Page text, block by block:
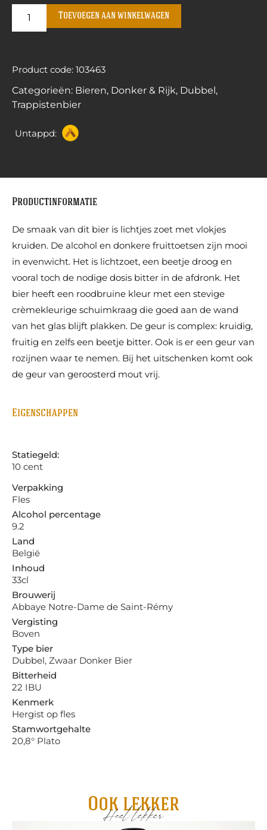
Toevoegen aan winkelwagen
Product code: 103463
Categorieën: Bieren, Donker & Rijk, Dubbel ,
Trappistenbier
Untappd:
Productinformatie
De smaak van dit bier is lichtjes zoet met vlokjes
kruiden. De alcohol en donkere fruittoetsen zijn mooi
in evenwicht. Het is lichtzoet, een beetje droog en
vooral toch de nodige dosis bitter in de afdronk. Het
bier heeft een roodbruine kleur met een stevige
crèmekleurige schuimkraag die goed aan de wand
van het glas blijft plakken. De geur is complex: kruidig,
fruitig en zelfs een beetje bitter. Ook is er een geur van
rozijnen waar te nemen. Bij het uitschenken komt ook
de geur van geroosterd mout vrij.
Eigenschappen
Statiegeld:
10 cent
Verpakking
Fles
Alcohol percentage
9.2
Land
België
Inhoud
33cl
Brouwerij
Abbaye Notre-Dame de Saint-Rémy
Vergisting
Boven
Type bier
Dubbel, Zwaar Donker Bier
Bitterheid
22 IBU
Kenmerk
Hergist op fles
Stamwortgehalte
20,8° Plato
Ook lekker
Heel lekker